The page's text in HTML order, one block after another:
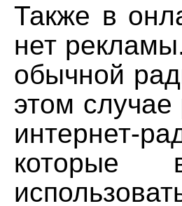
Также в
нет
обычной
этом
интернет-
которые